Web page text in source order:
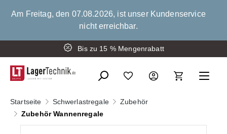
springen
Am Freitag, den 07.08.2026, ist unser Kundenservice
nicht erreichbar.
Bis zu 15 % Mengenrabatt
Montage der Schwerlastregale
Startseite Schwerlastregale
Zubehör
Zubehör Wannenregale